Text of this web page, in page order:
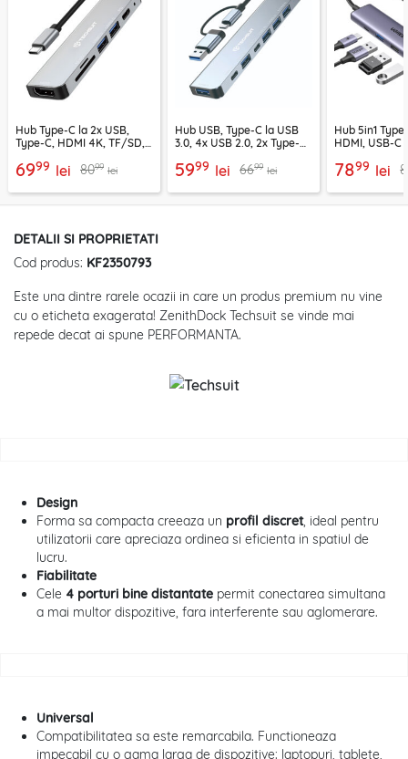
Hub Type-C la 2x USB,
Type-C, HDMI 4K, TF/SD,
6999 lei 8099 lei
Hub USB, Type-C la USB
3.0, 4x USB 2.0, 2x Type-C
5999 lei 6699 lei
Hub 5in1
HDMI, USB-C
7899 lei
DETALII SI PROPRIETATI
Cod produs: KF2350793
Este una dintre rarele ocazii in care un produs premium nu vine
cu o eticheta exagerata! ZenithDock Techsuit se vinde mai
repede decat ai spune PERFORMANTA.
Design
Forma sa compacta creeaza un profil discret, ideal pentru
utilizatorii care apreciaza ordinea si eficienta in spatiul de
lucru.
Fiabilitate
Cele 4 porturi bine distantate permit conectarea simultana
a mai multor dispozitive, fara interferente sau aglomerare.
Universal
Compatibilitatea sa este remarcabila. Functioneaza
impecabil cu o gama larga de dispozitive: laptopuri, tablete,